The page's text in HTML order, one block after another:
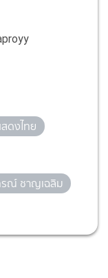
ดงไทย
ณ์ ชาญเฉลิม